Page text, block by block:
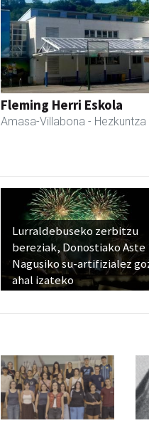
Fleming Herri Eskola
Amasa-Villabona - Hezkuntza
Lurraldebuseko zerbitzu
bereziak, Donostiako Aste
Nagusiko su-artifizialez
ahal izateko